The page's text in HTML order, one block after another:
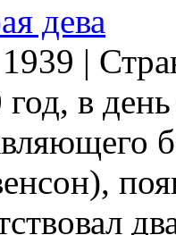
дева
1939 |
год, в